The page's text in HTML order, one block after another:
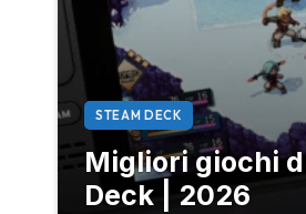
STEAM DECK
Migliori giochi
Deck | 2026